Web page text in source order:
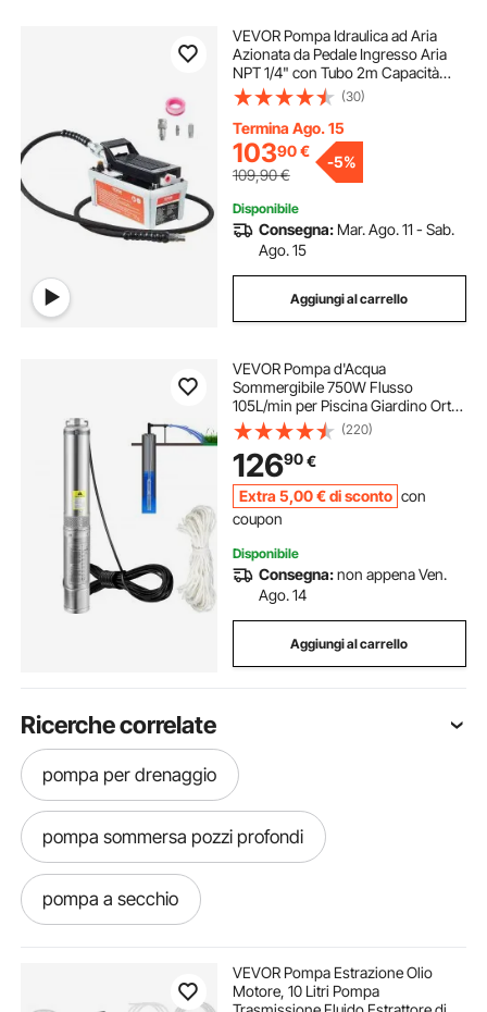
VEVOR Pompa Idraulica ad Aria
Azionata da Pedale Ingresso Aria
NPT 1/4" con Tubo 2m Capacità
dell'Olio 1,6L, Pompa Pneumatica a
Pedale Pressione Max. 10000 PSI
con Tubo 2m Capienza del
Serbatoio 1,6L
(30)
Termina Ago. 15
10390€
109,90€
-5%
Disponibile
Consegna: Mar. Ago. 11 - Sab.
Ago. 15
Aggiungi al carrello
VEVOR Pompa d'Acqua
Sommergibile 750W Flusso
105L/min per Piscina Giardino Orto
in Acciaio Inox, Pompa Sommersa
per Pozzo 230V Prevalenza Max.
62m, Pompa Sommersa per Pozzo
Piscina con Cavi
(220)
12690€
Extra 5,00 €di sconto con
coupon
Disponibile
Consegna:non appena Ven.
Ago. 14
Aggiungi al carrello
Ricerche correlate
pompa per drenaggio
pompa sommersa pozzi profondi
pompa a secchio
pompa sommersa inox per pozzi
VEVOR Pompa Estrazione Olio
Motore, 10 Litri Pompa